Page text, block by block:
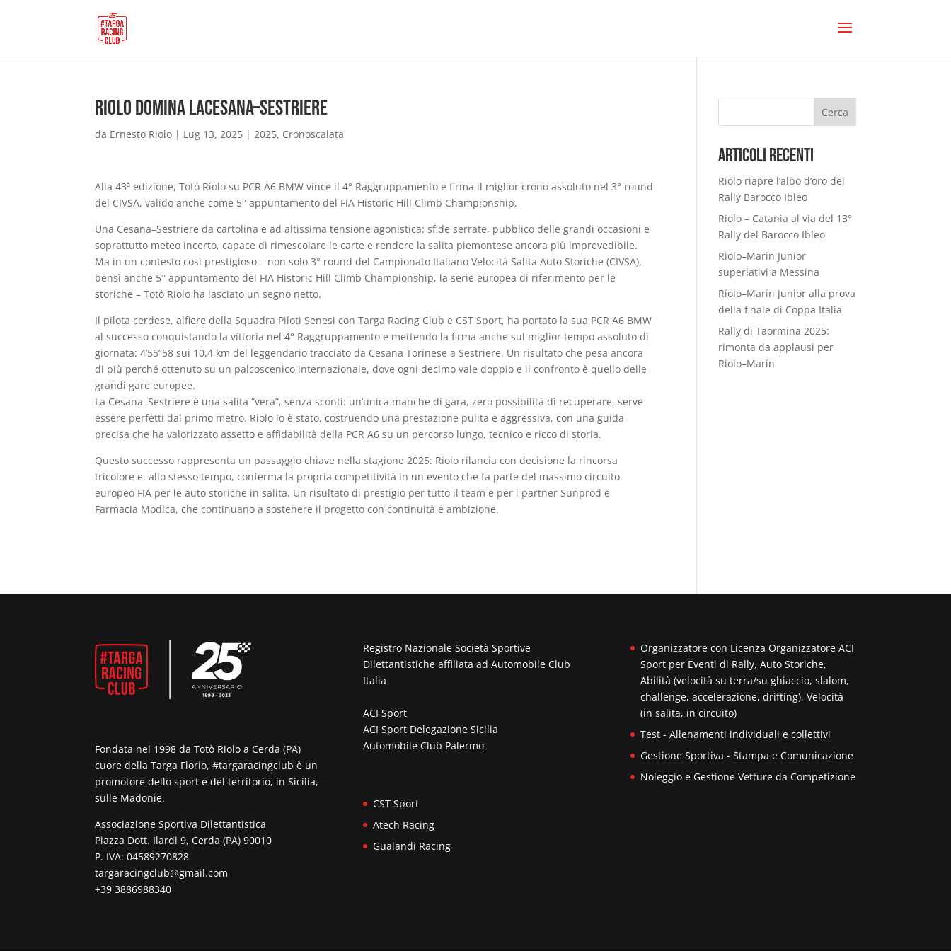
Riolo domina laCesana–Sestriere
da Ernesto Riolo | Lug 13, 2025 |2025, Cronoscalata
Alla 43ª edizione, Totò Riolo su PCR A6 BMW vince il 4° Raggruppamento e firma il miglior crono assoluto nel 3° round
del CIVSA, valido anche come 5° appuntamento del FIA Historic Hill Climb Championship.
Una Cesana–Sestriere da cartolina e ad altissima tensione agonistica: sfide serrate, pubblico delle grandi occasioni e
soprattutto meteo incerto, capace di rimescolare le carte e rendere la salita piemontese ancora più imprevedibile.
Ma in un contesto così prestigioso – non solo 3° round del Campionato Italiano Velocità Salita Auto Storiche (CIVSA),
bensì anche 5° appuntamento del FIA Historic Hill Climb Championship, la serie europea di riferimento per le
storiche – Totò Riolo ha lasciato un segno netto.
Il pilota cerdese, alfiere della Squadra Piloti Senesi con Targa Racing Club e CST Sport, ha portato la sua PCR A6 BMW
al successo conquistando la vittoria nel 4° Raggruppamento e mettendo la firma anche sul miglior tempo assoluto di
giornata: 4’55”58 sui 10,4 km del leggendario tracciato da Cesana Torinese a Sestriere. Un risultato che pesa ancora
di più perché ottenuto su un palcoscenico internazionale, dove ogni decimo vale doppio e il confronto è quello delle
grandi gare europee.
La Cesana–Sestriere è una salita “vera”, senza sconti: un’unica manche di gara, zero possibilità di recuperare, serve
essere perfetti dal primo metro. Riolo lo è stato, costruendo una prestazione pulita e aggressiva, con una guida
precisa che ha valorizzato assetto e affidabilità della PCR A6 su un percorso lungo, tecnico e ricco di storia.
Questo successo rappresenta un passaggio chiave nella stagione 2025: Riolo rilancia con decisione la rincorsa
tricolore e, allo stesso tempo, conferma la propria competitività in un evento che fa parte del massimo circuito
europeo FIA per le auto storiche in salita. Un risultato di prestigio per tutto il team e per i partner Sunprod e
Farmacia Modica, che continuano a sostenere il progetto con continuità e ambizione.
Cerca
Articoli Recenti
Riolo riapre l’albo d’oro del
Rally Barocco Ibleo
Riolo – Catania al via del 13°
Rally del Barocco Ibleo
Riolo–Marin Junior
superlativi a Messina
Riolo–Marin Junior alla prova
della finale di Coppa Italia
Rally di Taormina 2025:
rimonta da applausi per
Riolo–Marin
Fondata nel 1998 da Totò Riolo a Cerda (PA)
cuore della Targa Florio, #targaracingclub è un
promotore dello sport e del territorio, in Sicilia,
sulle Madonie.
Associazione Sportiva Dilettantistica
Piazza Dott. Ilardi 9, Cerda (PA) 90010
P. IVA: 04589270828
targaracingclub@gmail.com
+39 3886988340
Registro Nazionale Società Sportive
Dilettantistiche affiliata ad Automobile Club
Italia
ACI Sport
ACI Sport Delegazione Sicilia
Automobile Club Palermo
CST Sport
Atech Racing
Gualandi Racing
Organizzatore con Licenza Organizzatore ACI
Sport per Eventi di Rally, Auto Storiche,
Abilità (velocità su terra/su ghiaccio, slalom,
challenge, accelerazione, drifting), Velocità
(in salita, in circuito)
Test - Allenamenti individuali e collettivi
Gestione Sportiva - Stampa e Comunicazione
Noleggio e Gestione Vetture da Competizione